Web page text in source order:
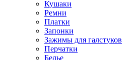
Кушаки
Ремни
Платки
Запонки
Зажимы для галстуков
Перчатки
Белье